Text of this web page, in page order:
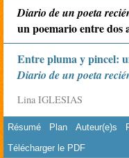
Diario de un poeta
un poemario entre dos
Entre pluma y pincel:
Diario de un poeta
Lina IGLESIAS
Résumé Plan Auteur(e)s
Télécharger le PDF